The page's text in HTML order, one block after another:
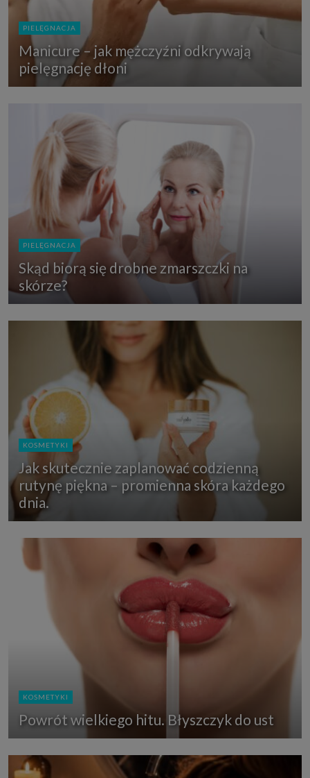
PIELĘGNACJA
Manicure – jak mężczyźni odkrywają
pielęgnację dłoni
PIELĘGNACJA
Skąd biorą się drobne zmarszczki na
skórze?
KOSMETYKI
Jak skutecznie zaplanować codzienną
rutynę piękna – promienna skóra każdego
dnia.
KOSMETYKI
Powrót wielkiego hitu. Błyszczyk do ust